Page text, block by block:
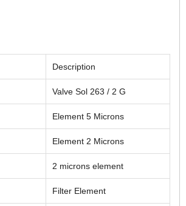
Description
Valve Sol 263 / 2 G
Element 5 Microns
Element 2 Microns
2 microns element
Filter Element